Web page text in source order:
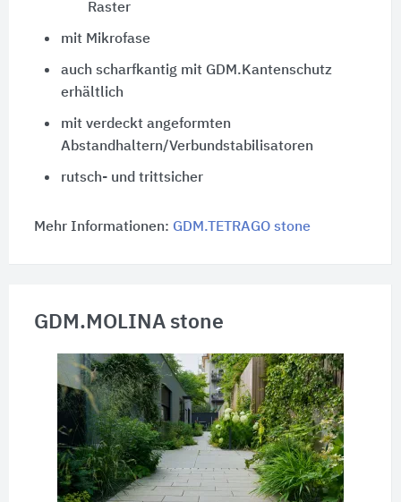
Raster
mit Mikrofase
auch scharfkantig mit GDM.Kantenschutz
erhältlich
mit verdeckt angeformten
Abstandhaltern/Verbundstabilisatoren
rutsch- und trittsicher
Mehr Informationen: GDM.TETRAGO stone
GDM.MOLINA stone